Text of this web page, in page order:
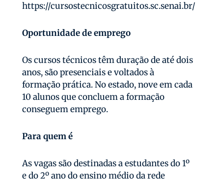
https://cursostecnicosgratuitos.sc.senai.br/
Oportunidade de emprego
Os cursos técnicos têm duração de até dois
anos, são presenciais e voltados à
formação prática. No estado, nove em cada
10 alunos que concluem a formação
conseguem emprego.
Para quem é
As vagas são destinadas a estudantes do 1º
e do 2º ano do ensino médio da rede